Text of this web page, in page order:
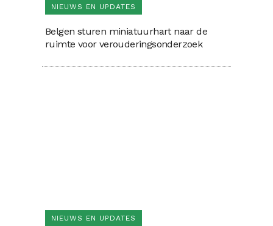
NIEUWS EN UPDATES
Belgen sturen miniatuurhart naar de
ruimte voor verouderingsonderzoek
NIEUWS EN UPDATES